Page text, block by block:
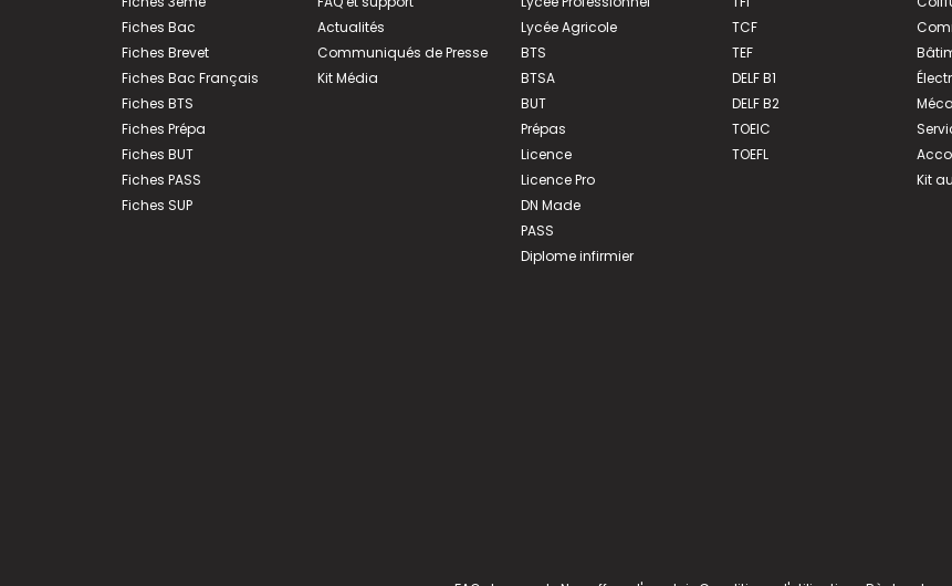
Fiches Bac
Fiches Brevet
Fiches Bac Français
Fiches BTS
Fiches Prépa
Fiches BUT
Fiches PASS
Fiches SUP
Actualités
Communiqués de Presse
Kit Média
Lycée Agricole
BTS
BTSA
BUT
Prépas
Licence
Licence Pro
DN Made
PASS
Diplome infirmier
TCF
TEF
DELF B1
DELF B2
TOEIC
TOEFL
Kit